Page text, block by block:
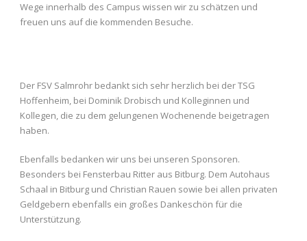
Wege innerhalb des Campus wissen wir zu schätzen und
freuen uns auf die kommenden Besuche.
Der FSV Salmrohr bedankt sich sehr herzlich bei der TSG
Hoffenheim, bei Dominik Drobisch und Kolleginnen und
Kollegen, die zu dem gelungenen Wochenende beigetragen
haben.
Ebenfalls bedanken wir uns bei unseren Sponsoren.
Besonders bei Fensterbau Ritter aus Bitburg. Dem Autohaus
Schaal in Bitburg und Christian Rauen sowie bei allen privaten
Geldgebern ebenfalls ein großes Dankeschön für die
Unterstützung.